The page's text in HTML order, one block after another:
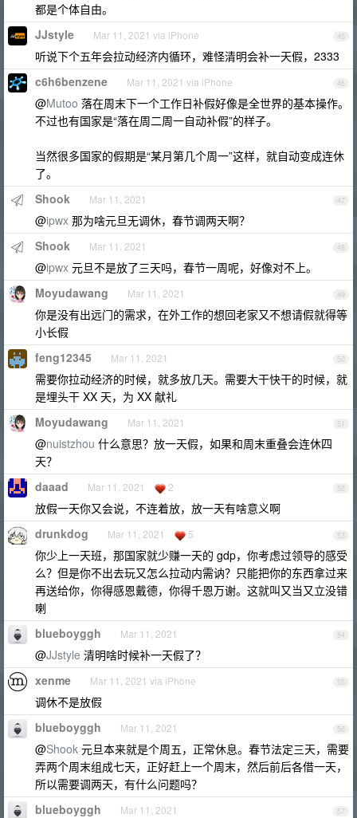
都是个体自由。
45
JJstyle Mar 11, 2021 via iPhone
听说下个五年会拉动经济内循环，难怪清明会补一天假，2333
46
c6h6benzene Mar 11, 2021 via iPhone
@Mutoo 落在周末下一个工作日补假好像是全世界的基本操作。
不过也有国家是“落在周二周一自动补假”的样子。
当然很多国家的假期是“某月第几个周一”这样，就自动变成连休
了。
47
Shook Mar 11, 2021
@ipwx 那为啥元旦无调休，春节调两天啊？
48
Shook Mar 11, 2021
@ipwx 元旦不是放了三天吗，春节一周呢，好像对不上。
49
Moyudawang Mar 11, 2021
你是没有出远门的需求，在外工作的想回老家又不想请假就得等
小长假
50
feng12345 Mar 11, 2021
需要你拉动经济的时候，就多放几天。需要大干快干的时候，就
是埋头干 XX 天，为 XX 献礼
51
Moyudawang Mar 11, 2021
@nuistzhou 什么意思？放一天假，如果和周末重叠会连休四
天？
52
daaad Mar 11, 2021 2
放假一天你又会说，不连着放，放一天有啥意义啊
53
drunkdog Mar 11, 2021 5
你少上一天班，那国家就少赚一天的 gdp，你考虑过领导的感受
么？但是你不出去玩又怎么拉动内需讷？只能把你的东西拿过来
再送给你，你得感恩戴德，你得千恩万谢。这就叫又当又立没错
喇
54
blueboyggh Mar 11, 2021
@JJstyle 清明啥时候补一天假了？
55
xenme Mar 11, 2021 via iPhone
调休不是放假
56
blueboyggh Mar 11, 2021
@Shook 元旦本来就是个周五，正常休息。春节法定三天，需要
弄两个周末组成七天，正好赶上一个周末，然后前后各借一天，
所以需要调两天，有什么问题吗？
57
blueboyggh Mar 11, 2021